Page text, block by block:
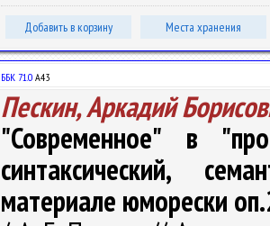
Добавить в корзину Места хранения
ББК 71.0 А43
Пескин, Аркадий
"Современное" в
синтаксический,
материале юморески